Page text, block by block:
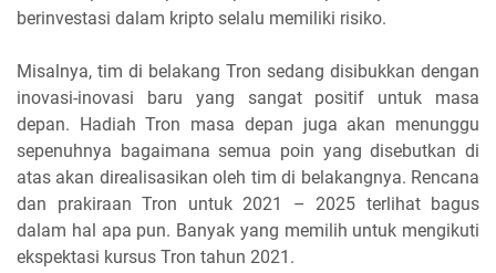
berinvestasi dalam kripto selalu memiliki risiko.
Misalnya, tim di belakang Tron sedang disibukkan dengan
inovasi-inovasi baru yang sangat positif untuk masa
depan. Hadiah Tron masa depan juga akan menunggu
sepenuhnya bagaimana semua poin yang disebutkan di
atas akan direalisasikan oleh tim di belakangnya. Rencana
dan prakiraan Tron untuk 2021 – 2025 terlihat bagus
dalam hal apa pun. Banyak yang memilih untuk mengikuti
ekspektasi kursus Tron tahun 2021.